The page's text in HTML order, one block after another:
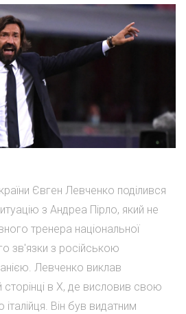
Євген Левченко поділився
з Андреа Пірло, який не
тренера національної
зв'язки з російською
Левченко виклав
сторінці в X, де висловив свою
Він був видатним